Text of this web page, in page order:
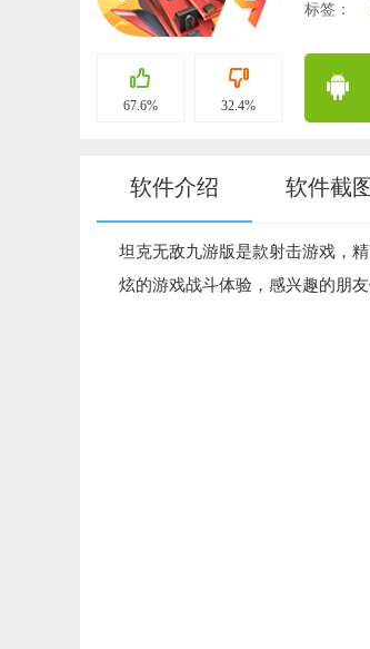
67.6% 32.4%
标签：
软件介绍 软件截图
坦克无敌九游版是款射击游戏，
炫的游戏战斗体验，感兴趣的朋